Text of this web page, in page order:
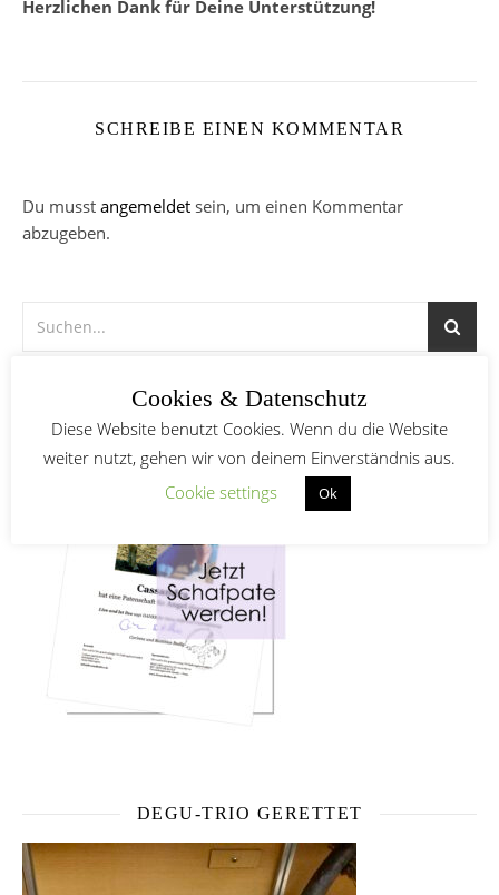
Herzlichen Dank für Deine Unterstützung!
SCHREIBE EINEN KOMMENTAR
Du musst angemeldet sein, um einen Kommentar
abzugeben.
DEGU-TRIO GERETTET
Cookies & Datenschutz
Diese Website benutzt Cookies. Wenn du die Website
weiter nutzt, gehen wir von deinem Einverständnis aus.
Cookie settings
Ok